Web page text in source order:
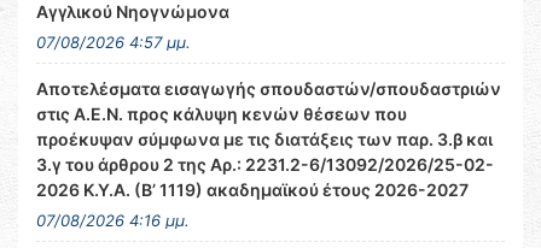
Αγγλικού Νηογνώμονα
07/08/2026 4:57 μμ.
Αποτελέσματα εισαγωγής σπουδαστών/σπουδαστριών
στις Α.Ε.Ν. προς κάλυψη κενών θέσεων που
προέκυψαν σύμφωνα με τις διατάξεις των παρ. 3.β και
3.γ του άρθρου 2 της Αρ.: 2231.2-6/13092/2026/25-02-
2026 Κ.Υ.Α. (Β’ 1119) ακαδημαϊκού έτους 2026-2027
07/08/2026 4:16 μμ.